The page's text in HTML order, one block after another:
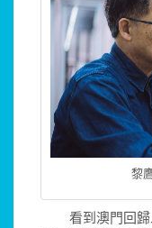
黎
看到澳門回歸